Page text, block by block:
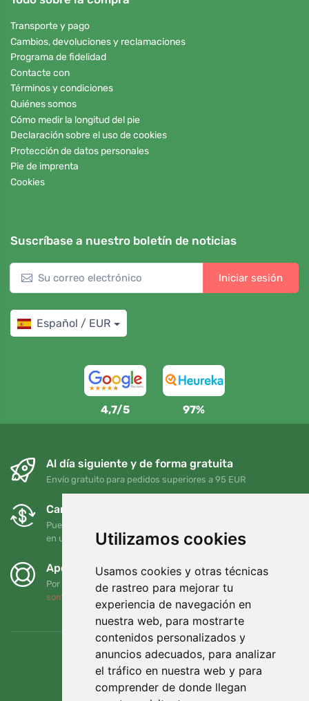
Utilizamos cookies
Usamos cookies y otras técnicas
de rastreo para mejorar tu
experiencia de navegación en
nuestra web, para mostrarte
contenidos personalizados y
anuncios adecuados, para analizar
el tráfico en nuestra web y para
comprender de donde llegan
Transporte y pago
Cambios, devoluciones y reclamaciones
Programa de fidelidad
Contacte con
Términos y condiciones
Quiénes somos
Cómo medir la longitud del pie
Declaración sobre el uso de cookies
Protección de datos personales
Pie de imprenta
Cookies
Suscríbase a nuestro boletín de noticias
Iniciar sesión
Español / EUR
4,7/5 97%
Al día siguiente y de forma gratuita
Envío gratuito para pedidos superiores a 95 EUR
Cambios y devoluciones gratuitos
Puede devolver o cambiar su pedido en cualquier momento
en un plazo de 90 días
Apoyamos a Trees.org
Por cada pedido plantamos un árbol. Leer más
somos